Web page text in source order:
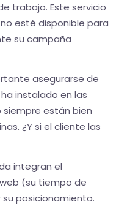
trabajo. Este servicio
esté disponible para
su campaña
asegurarse de
instalado en las
están bien
¿Y si el cliente las
integran el
(su tiempo de
posicionamiento.